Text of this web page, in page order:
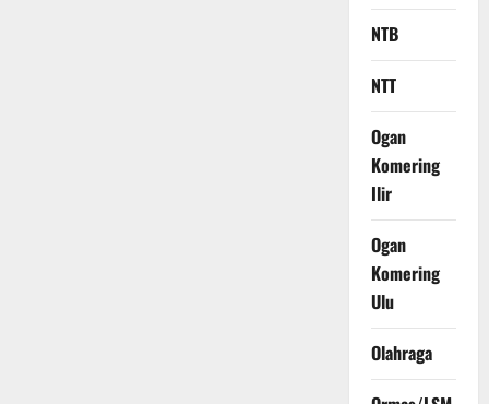
NTB
NTT
Ogan
Komering
Ilir
Ogan
Komering
Ulu
Olahraga